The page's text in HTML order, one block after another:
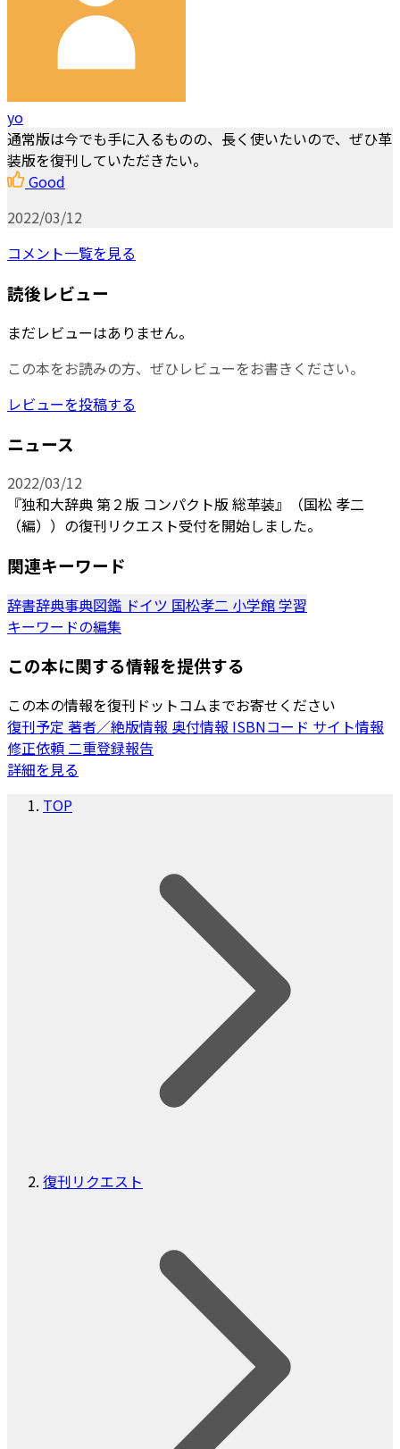
yo
通常版は今でも手に入るものの、長く使いたいので、ぜひ革
装版を復刊していただきたい。
Good
2022/03/12
コメント一覧を見る
読後レビュー
まだレビューはありません。
この本をお読みの方、ぜひレビューをお書きください。
レビューを投稿する
ニュース
2022/03/12
『独和大辞典 第２版 コンパクト版 総革装』（国松 孝二
（編））の復刊リクエスト受付を開始しました。
関連キーワード
辞書辞典事典図鑑 ドイツ 国松孝二 小学館学習
キーワードの編集
この本に関する情報を提供する
この本の情報を復刊ドットコムまでお寄せください
復刊予定 著者／絶版情報 奥付情報 ISBNコード サイト情報
修正依頼二重登録報告
詳細を見る
TOP
復刊リクエスト